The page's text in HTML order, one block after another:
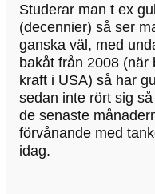
Studerar man t ex
(decennier) så ser
ganska väl, med
bakåt från 2008 (när
kraft i USA) så har
sedan inte rört sig
de senaste
förvånande med
idag.